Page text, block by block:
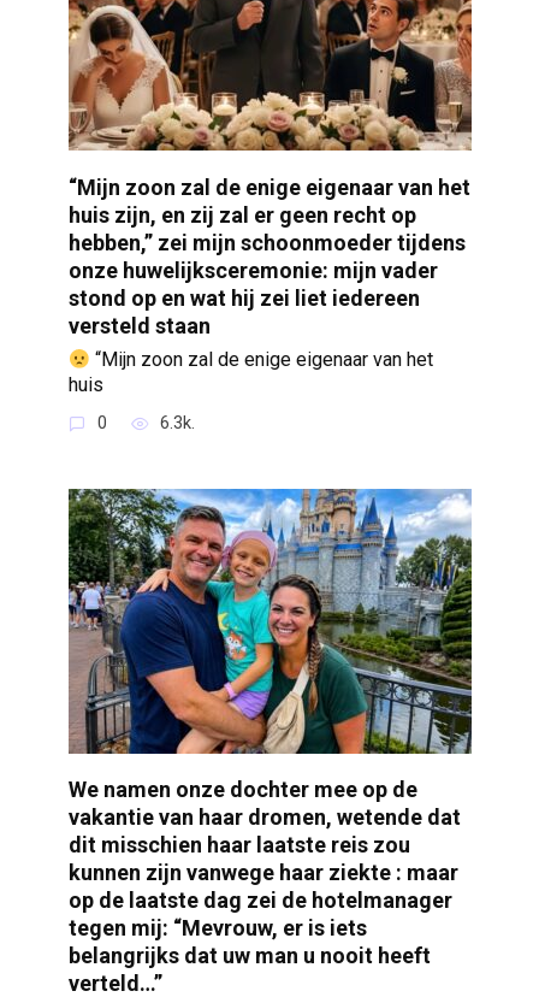
“Mijn zoon zal de enige eigenaar van het
huis zijn, en zij zal er geen recht op
hebben,” zei mijn schoonmoeder tijdens
onze huwelijksceremonie: mijn vader
stond op en wat hij zei liet iedereen
versteld staan
“Mijn zoon zal de enige eigenaar van het
huis
0 6.3k.
We namen onze dochter mee op de
vakantie van haar dromen, wetende dat
dit misschien haar laatste reis zou
kunnen zijn vanwege haar ziekte : maar
op de laatste dag zei de hotelmanager
tegen mij: “Mevrouw, er is iets
belangrijks dat uw man u nooit heeft
verteld…”